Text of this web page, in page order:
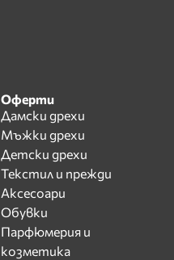
Оферти
Дамски дрехи
Мъжки дрехи
Детски дрехи
Текстил и прежди
Аксесоари
Обувки
Парфюмерия и
козметика